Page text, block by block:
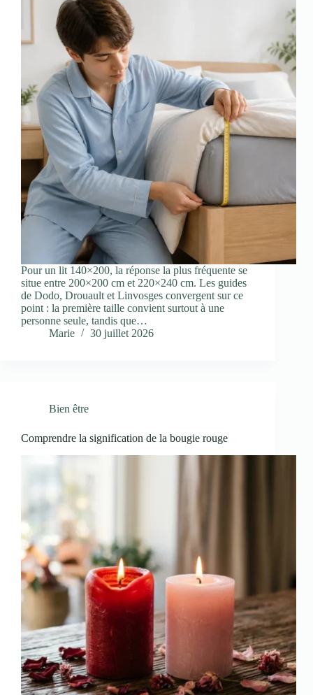
Pour un lit 140×200, la réponse la plus fréquente se
situe entre 200×200 cm et 220×240 cm. Les guides
de Dodo, Drouault et Linvosges convergent sur ce
point : la première taille convient surtout à une
personne seule, tandis que…
Marie
30 juillet 2026
Bien être
Comprendre la signification de la bougie rouge